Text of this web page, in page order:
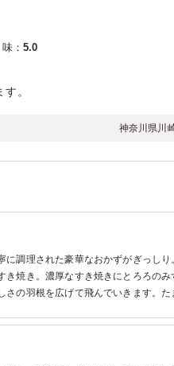
味：5.0
。
神奈川県川
に調理された豪華なおかずがぎっしり
き焼き。濃厚なすき焼きにとろろのみ
さの羽根を広げて飛んでいきます。た
ていました。